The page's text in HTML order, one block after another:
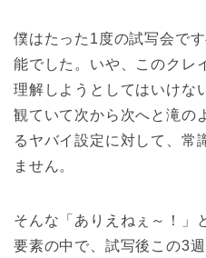
僕はたった1度の試写会で
能でした。いや、このクレ
理解しようとしてはいけな
観ていて次から次へと滝の
るヤバイ設定に対して、常
ません。
そんな「ありえねぇ～！」
要素の中で、試写後この3